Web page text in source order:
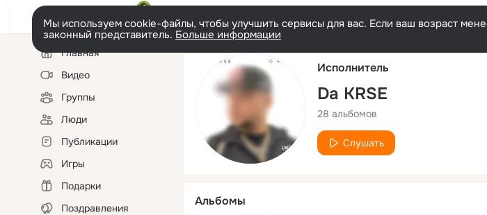
Мы используем cookie-файлы, чтобы улучшить сервисы для вас. Если ваш возраст
законный представитель. Больше информации
Левая
колонкаГлавная
Видео
Группы
Люди
Публикации
Игры
Подарки
Поздравления
Исполнитель
Da KRSE
28 альбомов
Слушать
Альбомы